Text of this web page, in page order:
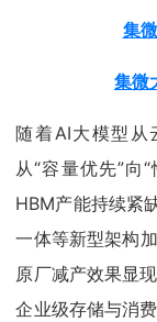
集
集微
随着AI大模型从
从“容量优先”向
HBM产能持续紧
一体等新型架构
原厂减产效果显
企业级存储与消